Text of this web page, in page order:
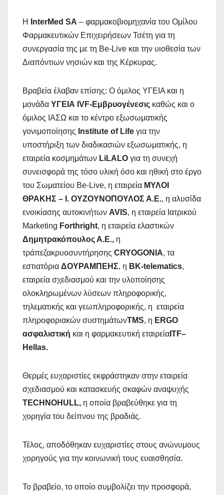
Η InterMed SA – φαρμακοβιομηχανία του Ομίλου
Φαρμακευτικών Επιχειρήσεων Τσέτη για τη
συνεργασία της με τη Be-Live και την υιοθεσία των
Διαπόντιων νησιών και της Κέρκυρας.
Βραβεία έλαβαν επίσης: Ο όμιλος ΥΓΕΙΑ και η
μονάδα ΥΓΕΙΑ IVF-Εμβρυογένεσις καθώς και ο
όμιλος ΙΑΣΩ και το κέντρο εξωσωματικής
γονιμοποίησης Institute of Life για την
υποστήριξη των διαδικασιών εξωσωματικής, η
εταιρεία κοσμημάτων LiLALO για τη συνεχή
συνεισφορά της τόσο υλική όσο και ηθική στο έργο
του Σωματείου Be-Live, η εταιρεία ΜΥΛΟΙ
ΘΡΑΚΗΣ – Ι. ΟΥΖΟΥΝΟΠΟΥΛΟΣ Α.Ε., η αλυσίδα
ενοικίασης αυτοκινήτων AVIS, η εταιρεία Ιατρικού
Marketing Forthright, η εταιρεία ελαστικών
Δημητρακόπουλος Α.Ε., η
τράπεζακρυοσυντήρησης CRYOGONIA, τα
εστιατόρια ΔΟΥΡΑΜΠΕΗΣ, η BK-telematics,
εταιρεία σχεδιασμού και την υλοποίησης
ολοκληρωμένων λύσεων πληροφορικής,
τηλεματικής και γεωπληροφορικής, η εταιρεία
πληροφοριακών συστημάτωνTMS, η ERGO
ασφαλιστική και η φαρμακευτική εταιρεία ITF–
Hellas.
Θερμές ευχαριστίες εκφράστηκαν στην εταιρεία
σχεδιασμού και κατασκευής σκαφών αναψυχής
TECHNOHULL, η οποία βραβεύθηκε για τη
χορηγία του δείπνου της βραδιάς.
Τέλος, αποδόθηκαν ευχαριστίες στους ανώνυμους
χορηγούς για την κοινωνική τους ευαισθησία.
Το βραβείο, το οποίο συμβολίζει την προσφορά,